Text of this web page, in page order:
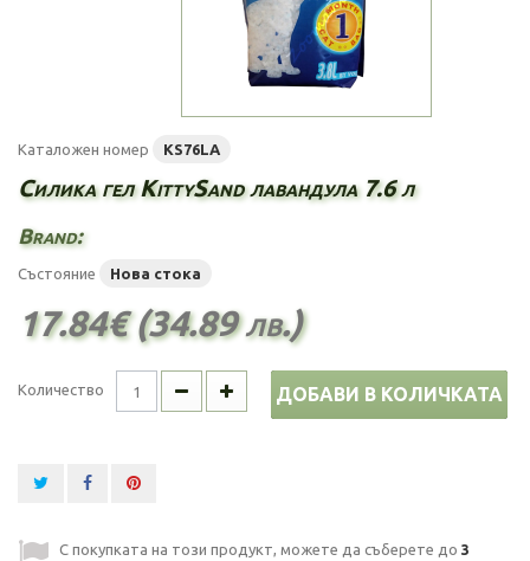
Каталожен номер KS76LA
Силика гел KittySand лавандула 7.6 л
Brand:
Състояние Нова стока
17.84€ (34.89 лв.)
Количество ДОБАВИ В КОЛИЧКАТА
С покупката на този продукт, можете да съберете до 3